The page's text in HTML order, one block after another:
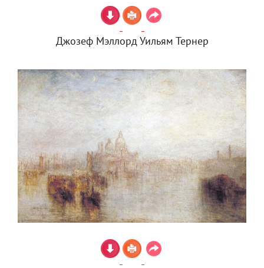
Джозеф Мэллорд Уильям Тернер